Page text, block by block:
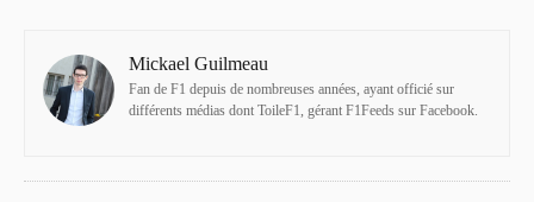
Mickael Guilmeau
Fan de F1 depuis de nombreuses années, ayant officié sur
différents médias dont ToileF1, gérant F1Feeds sur Facebook.